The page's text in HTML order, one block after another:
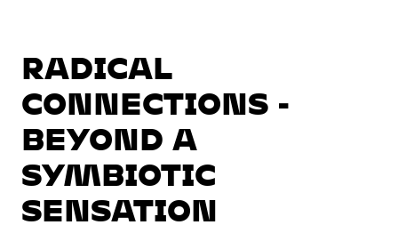
RADICAL
CONNECTIONS -
BEYOND A
SYMBIOTIC
SENSATION